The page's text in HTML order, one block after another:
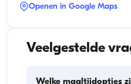
Openen in Google Maps
Veelgestelde
Welke maaltijdopties